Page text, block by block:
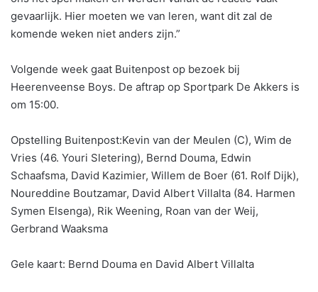
gevaarlijk. Hier moeten we van leren, want dit zal de
komende weken niet anders zijn.”
Volgende week gaat Buitenpost op bezoek bij
Heerenveense Boys. De aftrap op Sportpark De Akkers is
om 15:00.
Opstelling Buitenpost:Kevin van der Meulen (C), Wim de
Vries (46. Youri Sletering), Bernd Douma, Edwin
Schaafsma, David Kazimier, Willem de Boer (61. Rolf Dijk),
Noureddine Boutzamar, David Albert Villalta (84. Harmen
Symen Elsenga), Rik Weening, Roan van der Weij,
Gerbrand Waaksma
Gele kaart: Bernd Douma en David Albert Villalta